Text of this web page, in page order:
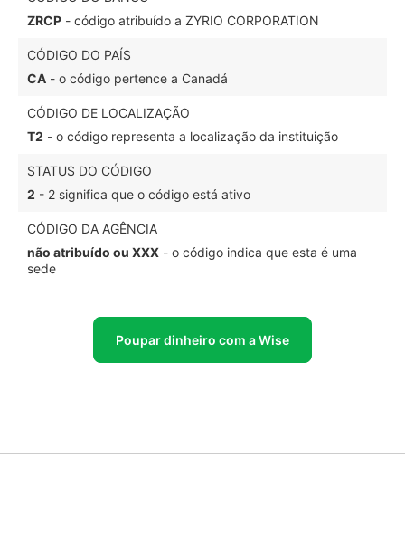
ZRCP - código atribuído a ZYRIO CORPORATION
CÓDIGO DO PAÍS
CA - o código pertence a Canadá
CÓDIGO DE LOCALIZAÇÃO
T2 - o código representa a localização da instituição
STATUS DO CÓDIGO
2 - 2 significa que o código está ativo
CÓDIGO DA AGÊNCIA
não atribuído ou XXX - o código indica que esta é uma
sede
Poupar dinheiro com a Wise